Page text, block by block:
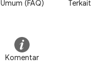
Umum (FAQ)
Terkait
Komentar